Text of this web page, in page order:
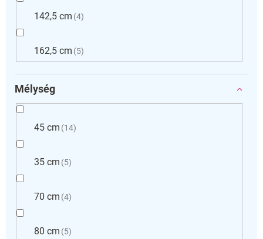
142,5 cm 4
162,5 cm 5
Mélység
45 cm 14
35 cm 5
70 cm 4
80 cm 5